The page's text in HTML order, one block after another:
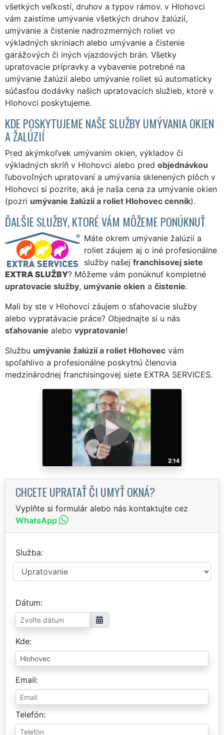
všetkých veľkostí, druhov a typov rámov. v Hlohovci
vám zaistíme umývanie všetkých druhov žalúzií,
umývanie a čistenie nadrozmerných roliet vo
výkladných skriniach alebo umývanie a čistenie
garážových či iných vjazdových brán. Všetky
upratovacie prípravky a vybavenie potrebné na
umývanie žalúzií alebo umývanie roliet sú automaticky
súčasťou dodávky našich upratovacích služieb, ktoré v
Hlohovci poskytujeme.
KDE POSKYTUJEME NAŠE SLUŽBY UMÝVANIA OKIEN
A ŽALÚZIÍ
Pred akýmkoľvek umývaním okien, výkladov či
výkladných skríň v Hlohovci alebo pred objednávkou
ľubovoľných upratovaní a umývania sklenených plôch v
Hlohovci si pozrite, aká je naša cena za umývanie okien
(pozri umývanie žalúzií a roliet Hlohovec cenník).
ĎALŠIE SLUŽBY, KTORÉ VÁM MÔŽEME PONÚKNUŤ
Máte okrem umývanie žalúzií a
roliet záujem aj o iné profesionálne
služby našej franchisovej siete
EXTRA SLUŽBY? Môžeme vám ponúknuť kompletné
upratovacie služby, umývanie okien a čistenie.
Mali by ste v Hlohovci záujem o sťahovacie služby
alebo vypratávacie práce? Objednajte si u nás
sťahovanie alebo vypratovanie!
Službu umývanie žalúzií a roliet Hlohovec vám
spoľahlivo a profesionálne poskytnú členovia
medzinárodnej franchisingovej siete EXTRA SERVICES.
CHCETE UPRATAŤ ČI UMYŤ OKNÁ?
Vyplňte si formulár alebo nás kontaktujte cez
WhatsApp
Služba
Dátum
Kde
Email
Telefón